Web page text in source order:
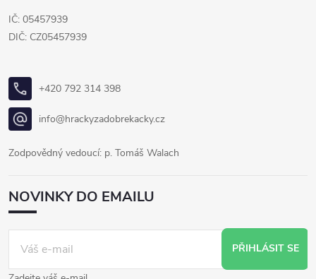
IČ: 05457939
DIČ: CZ05457939
+420 792 314 398
info@hrackyzadobrekacky.cz
Zodpovědný vedoucí: p. Tomáš Walach
NOVINKY DO EMAILU
PŘIHLÁSIT SE